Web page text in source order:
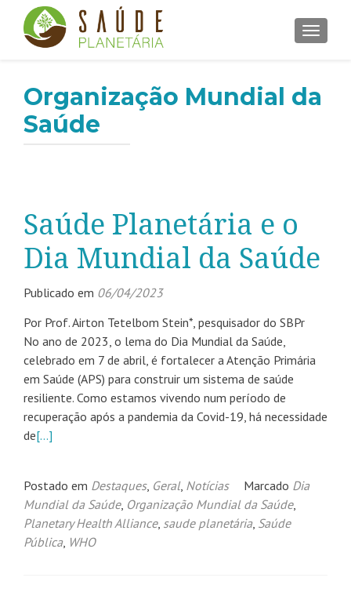
Organização Mundial da
Saúde
Saúde Planetária e o
Dia Mundial da Saúde
Publicado em 06/04/2023
Por Prof. Airton Tetelbom Stein*, pesquisador do SBPr
No ano de 2023, o lema do Dia Mundial da Saúde,
celebrado em 7 de abril, é fortalecer a Atenção Primária
em Saúde (APS) para construir um sistema de saúde
resiliente. Como estamos vivendo num período de
recuperação após a pandemia da Covid-19, há necessidade
de[…]
Postado em Destaques, Geral, Notícias Marcado Dia
Mundial da Saúde, Organização Mundial da Saúde,
Planetary Health Alliance, saude planetária, Saúde
Pública, WHO